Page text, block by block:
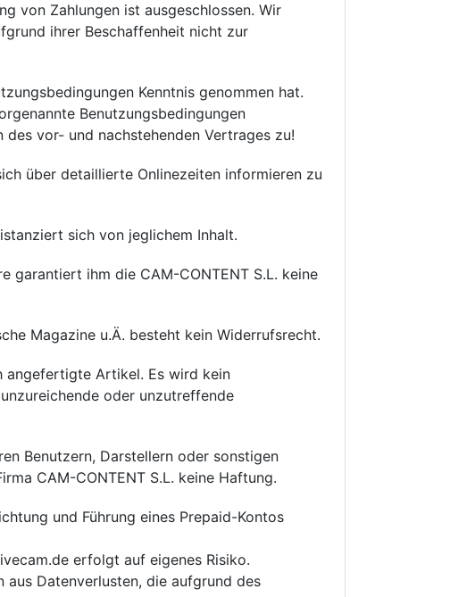
von Zahlungen ist ausgeschlossen. Wir
ihrer Beschaffenheit nicht zur
Kenntnis genommen hat.
Benutzungsbedingungen
des vor- und nachstehenden Vertrages zu!
über detaillierte Onlinezeiten informieren zu
sich von jeglichem Inhalt.
garantiert ihm die CAM-CONTENT S.L. keine
Magazine u.Ä. besteht kein Widerrufsrecht.
angefertigte Artikel. Es wird kein
oder unzutreffende
Benutzern, Darstellern oder sonstigen
CAM-CONTENT S.L. keine Haftung.
und Führung eines Prepaid-Kontos
erfolgt auf eigenes Risiko.
aus Datenverlusten, die aufgrund des